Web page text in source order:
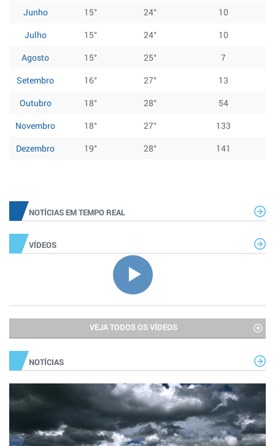
Junho
15° 24°
10
Julho
15° 24°
10
Agosto
15° 25°
7
Setembro
16° 27°
13
Outubro
18° 28°
54
Novembro
18° 27°
133
Dezembro
19° 28° 141
NOTÍCIAS EM TEMPO REAL
VÍDEOS
VEJA TODOS OS VÍDEOS
NOTÍCIAS